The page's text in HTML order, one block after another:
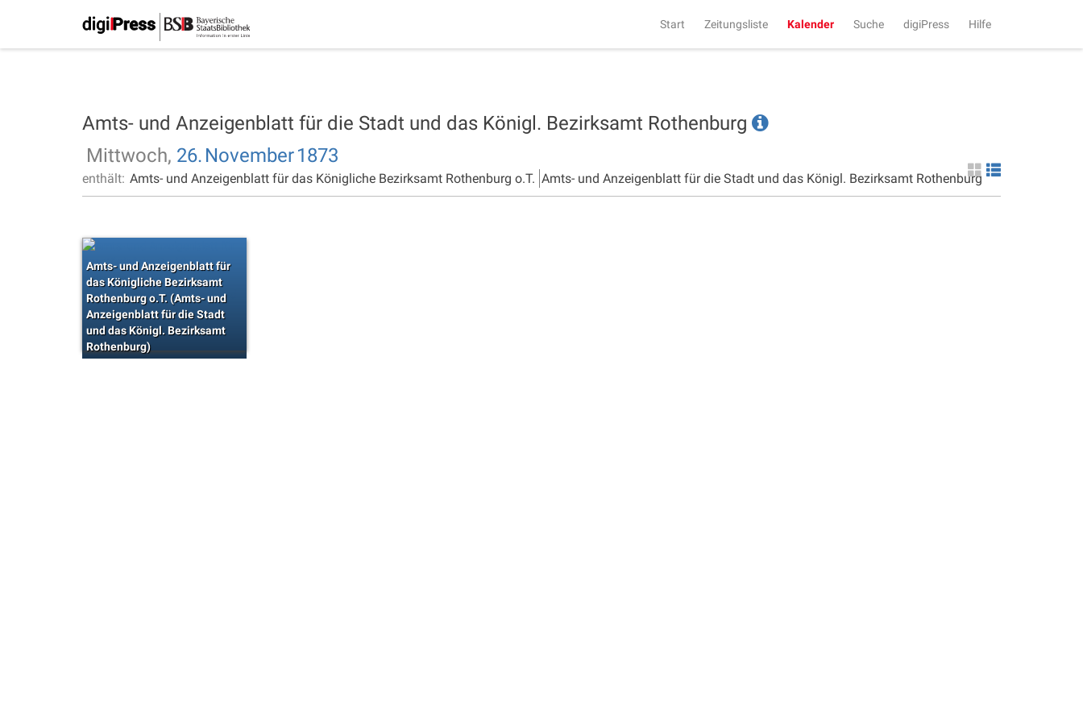
Start Zeitungsliste Kalender Suche digiPress Hilfe
Amts- und Anzeigenblatt für die Stadt und das Königl. Bezirksamt Rothenburg
Mittwoch, 26. November1873
enthält: Amts- und Anzeigenblatt für das Königliche Bezirksamt Rothenburg o.T. Amts- und Anzeigenblatt für die Stadt und das Königl. Bezirksamt Rothenburg
Amts- und Anzeigenblatt für
das Königliche Bezirksamt
Rothenburg o.T. (Amts- und
Anzeigenblatt für die Stadt
und das Königl. Bezirksamt
Rothenburg)